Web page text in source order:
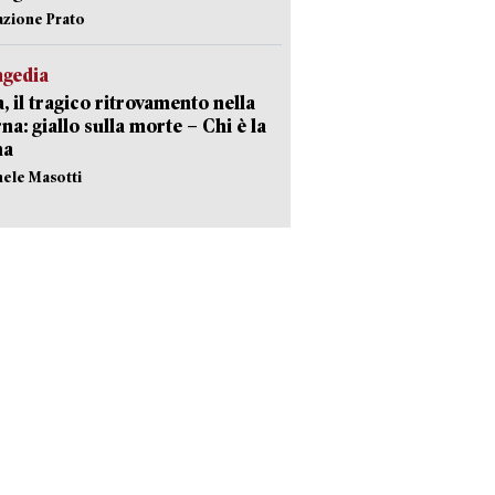
Prato
il tragico ritrovamento nella
giallo sulla morte – Chi è la
Masotti